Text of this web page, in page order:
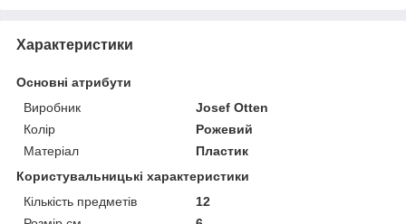
Характеристики
Основні атрибути
Виробник
Josef Otten
Колір
Рожевий
Матеріал
Пластик
Користувальницькі характеристики
Кількість предметів
12